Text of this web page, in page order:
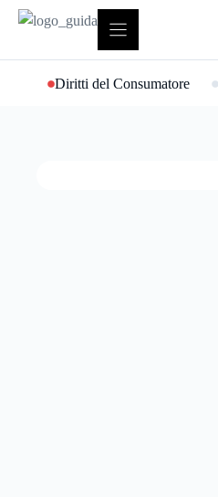
contenuto
Diritti del Consumatore